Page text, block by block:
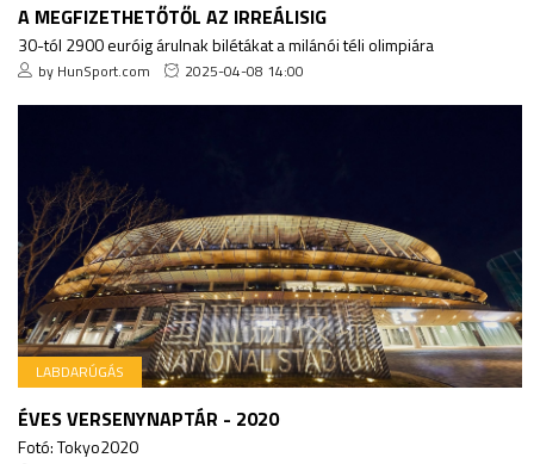
A MEGFIZETHETŐTŐL AZ IRREÁLISIG
30-tól 2900 euróig árulnak bilétákat a milánói téli olimpiára
by HunSport.com 2025-04-08 14:00
LABDARÚGÁS
ÉVES VERSENYNAPTÁR - 2020
Fotó: Tokyo2020